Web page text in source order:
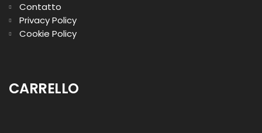
Contatto
Privacy Policy
Cookie Policy
CARRELLO